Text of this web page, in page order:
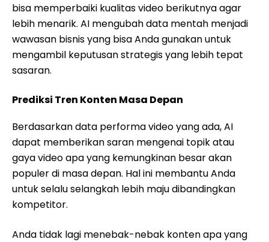
bisa memperbaiki kualitas video berikutnya agar
lebih menarik. AI mengubah data mentah menjadi
wawasan bisnis yang bisa Anda gunakan untuk
mengambil keputusan strategis yang lebih tepat
sasaran.
Prediksi Tren Konten Masa Depan
Berdasarkan data performa video yang ada, AI
dapat memberikan saran mengenai topik atau
gaya video apa yang kemungkinan besar akan
populer di masa depan. Hal ini membantu Anda
untuk selalu selangkah lebih maju dibandingkan
kompetitor.
Anda tidak lagi menebak-nebak konten apa yang